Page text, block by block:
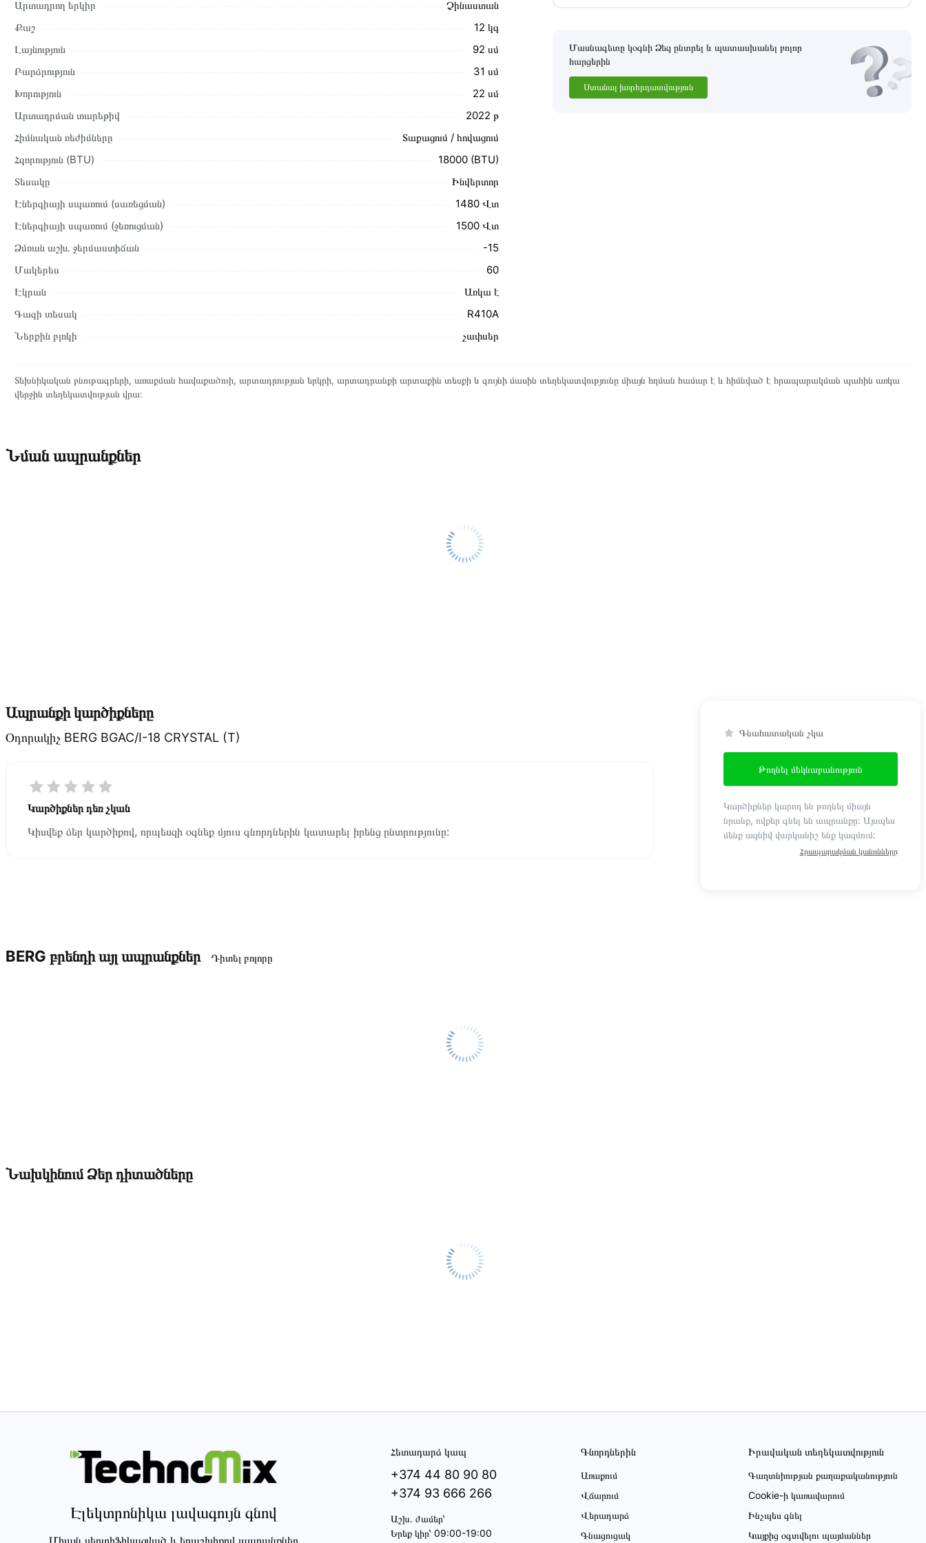
Մեր պրոֆեսիոնալ մենեջերները կմշակեն պատվերը և կկապվեն ձեզ հետ՝ համաձայնեցնելու առաքման
բնութագրերը և կարծիքները:
վերադարձը կատարվում է 14 օրվա ընթացքում:
Արտադրող երկիր
Չինաստան
Քաշ
12 կգ
Լայնություն
92 սմ
Բարձրություն
31 սմ
Խորություն
22 սմ
Արտադրման տարեթիվ
2022 թ
Հիմնական ռեժիմները
Տաքացում / հովացում
Հզորություն (BTU)
18000 (BTU)
Տեսակը
Ինվերտոր
Էներգիայի սպառում (սառեցման)
1480 Վտ
Էներգիայի սպառում (ջեռուցման)
1500 Վտ
Ձմռան աշխ․ ջերմաստիճան
-15
Մակերես
60
Էկրան
Առկա է
Գազի տեսակ
R410A
Ներքին բլոկի
չափսեր
Մասնագետը կօգնի Ձեզ ընտրել և պատասխանել բոլոր
հարցերին
Ստանալ խորհրդատվություն
Տեխնիկական բնութագրերի, առաքման հավաքածուի, արտադրության երկրի, արտադրանքի արտաքին տեսքի և գույնի մասին տեղեկատվությունը միայն հղման համար է և հիմնված է հրապարակման պահին առկա
վերջին տեղեկատվության վրա։
Նման ապրանքներ
Ապրանքի կարծիքները
Օդորակիչ BERG BGAC/I-18 CRYSTAL (T)
Կարծիքներ դեռ չկան
Կիսվեք ձեր կարծիքով, որպեսզի օգնեք մյուս գնորդներին կատարել իրենց ընտրությունը:
Գնահատական չկա
Թողնել մեկնաբանություն
Կարծիքներ կարող են թողնել միայն
նրանք, ովքեր գնել են ապրանքը: Այսպես
մենք ազնիվ վարկանիշ ենք կազմում:
Հրապարակման կանոնները
BERG բրենդի այլ ապրանքներ Դիտել բոլորը
Նախկինում Ձեր դիտածները
Էլեկտրոնիկա լավագույն գնով
Միայն սերտիֆիկացված և երաշխիքով ապրանքներ
Հետադարձ կապ
+374 44 80 90 80
+374 93 666 266
Աշխ․ ժամեր՝
Երեք կիր՝ 09:00-19:00
Գնորդներին
Առաքում
Վճարում
Վերադարձ
Գնացուցակ
Իրավական տեղեկատվություն
Գաղտնիության քաղաքականություն
Cookie-ի կառավարում
Ինչպես գնել
Կայքից օգտվելու պայմաններ